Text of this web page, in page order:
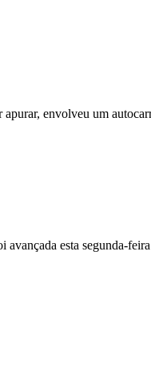
envolveu um
esta segunda-